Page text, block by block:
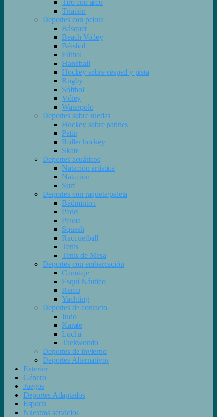
Tiro con arco
Triatlón
Deportes con pelota
Básquet
Beach Volley
Béisbol
Fútbol
Handball
Hockey sobre césped y pista
Rugby
Sóftbol
Vóley
Waterpolo
Deportes sobre ruedas
Hockey sobre patines
Patín
Roller hockey
Skate
Deportes acuáticos
Natación artística
Natación
Surf
Deportes con raqueta/paleta
Bádminton
Pádel
Pelota
Squash
Racquetball
Tenis
Tenis de Mesa
Deportes con embarcación
Canotaje
Esquí Náutico
Remo
Yachting
Deportes de contacto
Judo
Karate
Lucha
Taekwondo
Deportes de invierno
Deportes Alternativos
Exterior
Género
Juegos
Deportes Adaptados
Esports
Nuestros servicios